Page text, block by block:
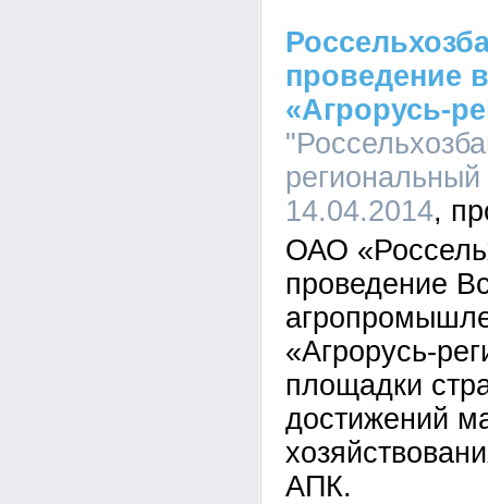
проведение
«Агрорусь-
14.04.2014
ОАО
проведение
«Агрорусь-
площадки
достижений
АПК.